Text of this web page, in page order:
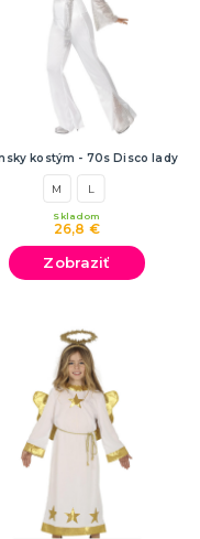
kostým - 70s Disco lady
M L
26,8 €
Skladom
Zobraziť